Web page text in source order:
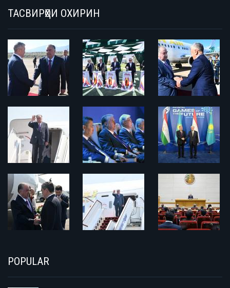
ТАСВИРҲОИ ОХИРИН
POPULAR